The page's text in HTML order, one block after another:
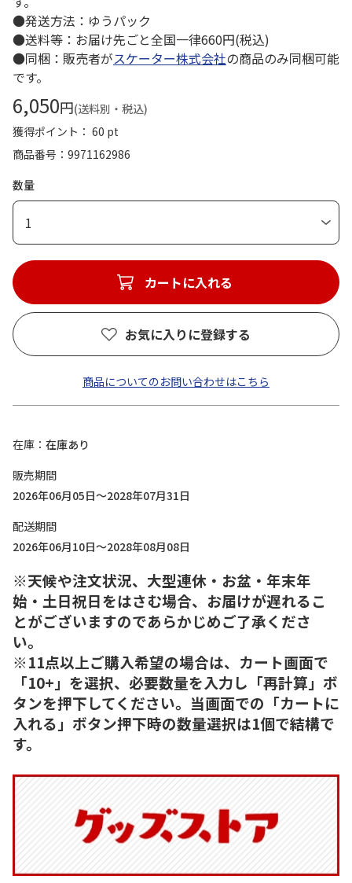
●発送方法：ゆうパック
●送料等：お届け先ごと全国一律660円(税込)
●同梱：販売者がスケーター株式会社の商品のみ同梱可能
です。
6,050円(送料別・税込)
獲得ポイント： 60 pt
商品番号
9971162986
数量
1
カートに入れる
お気に入りに登録する
商品についてのお問い合わせはこちら
在庫
在庫あり
販売期間
2026年06月05日～2028年07月31日
配送期間
2026年06月10日～2028年08月08日
※天候や注文状況、大型連休・お盆・年末年
始・土日祝日をはさむ場合、お届けが遅れるこ
とがございますのであらかじめご了承くださ
い。
※11点以上ご購入希望の場合は、カート画面で
「10+」を選択、必要数量を入力し「再計算」ボ
タンを押下してください。当画面での「カートに
入れる」ボタン押下時の数量選択は1個で結構で
す。